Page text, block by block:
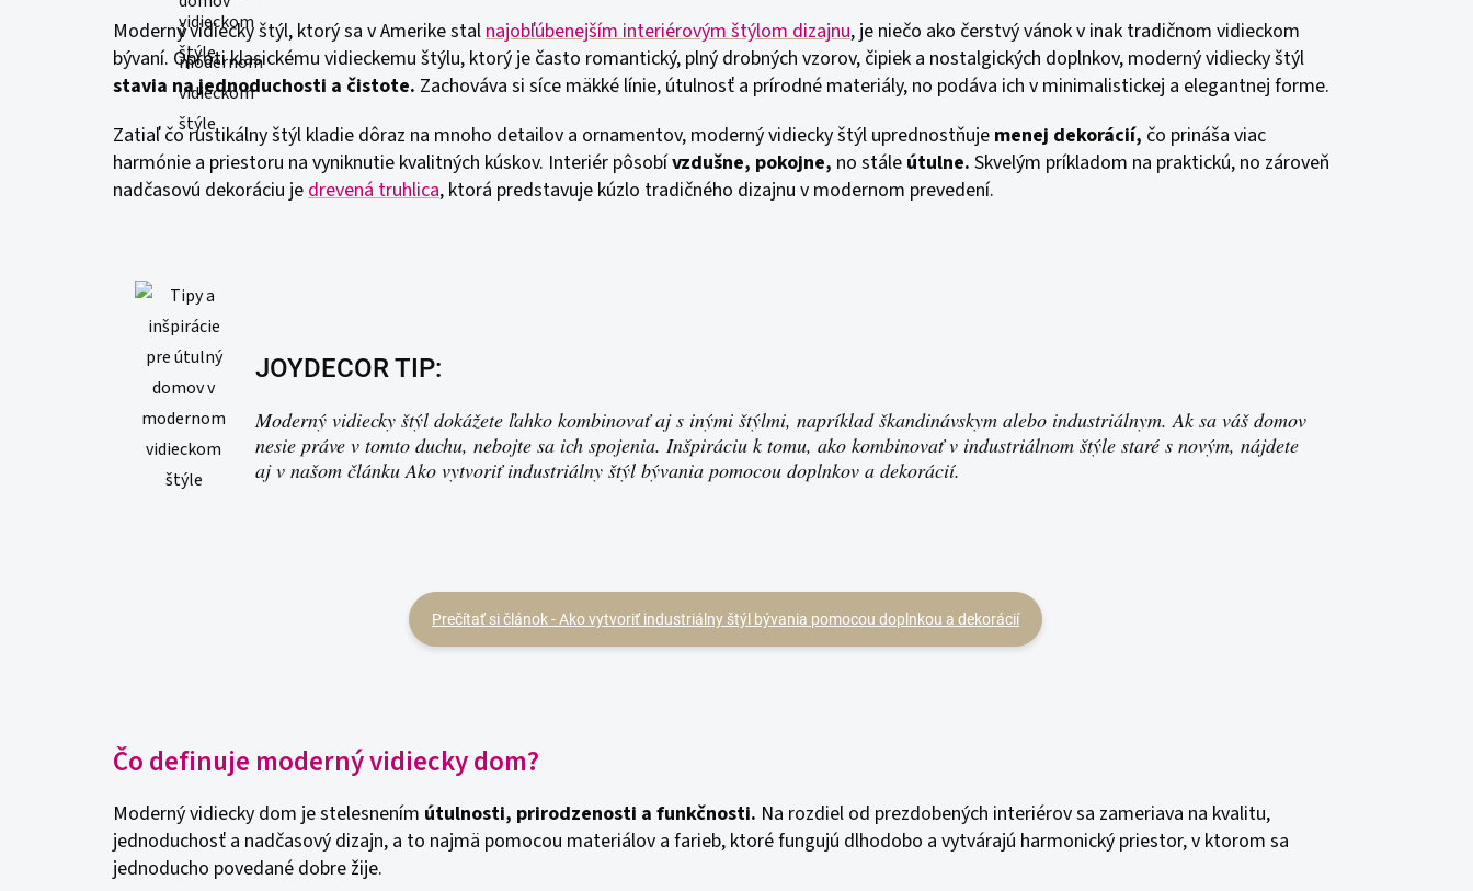
Moderný vidiecky štýl, ktorý sa v Amerike stalnajobľúbenejším interiérovým štýlom dizajnu, je niečo ako čerstvý vánok v inak tradičnom vidieckom
bývaní. Oproti klasickému vidieckemu štýlu, ktorý je často romantický, plný drobných vzorov, čipiek a nostalgických doplnkov, moderný vidiecky štýl
stavia na jednoduchosti a čistote. Zachováva si síce mäkké línie, útulnosť a prírodné materiály, no podáva ich v minimalistickej a elegantnej forme.
Zatiaľ čo rustikálny štýl kladie dôraz na mnoho detailov a ornamentov, moderný vidiecky štýl uprednostňuje menej dekorácií, čo prináša viac
harmónie a priestoru na vyniknutie kvalitných kúskov. Interiér pôsobívzdušne, pokojne, no stále útulne. Skvelým príkladom na praktickú, no zároveň
nadčasovú dekoráciu jedrevená truhlica, ktorá predstavuje kúzlo tradičného dizajnu v modernom prevedení.
JOYDECOR TIP:
Moderný vidiecky štýl dokážete ľahko kombinovať aj s inými štýlmi, napríklad škandinávskym alebo industriálnym. Ak sa váš domov
nesie práve v tomto duchu, nebojte sa ich spojenia. Inšpiráciu k tomu, ako kombinovať v industriálnom štýle staré s novým, nájdete
aj v našom článku Ako vytvoriť industriálny štýl bývania pomocou doplnkov a dekorácií.
Prečítať si článok - Ako vytvoriť industriálny štýl bývania pomocou doplnkou a dekorácií
Čo definuje moderný vidiecky dom?
Moderný vidiecky dom je stelesnením útulnosti, prirodzenosti a funkčnosti. Na rozdiel od prezdobených interiérov sa zameriava na kvalitu,
jednoduchosť a nadčasový dizajn, a to najmä pomocou materiálov a farieb, ktoré fungujú dlhodobo a vytvárajú harmonický priestor, v ktorom sa
jednoducho povedané dobre žije.